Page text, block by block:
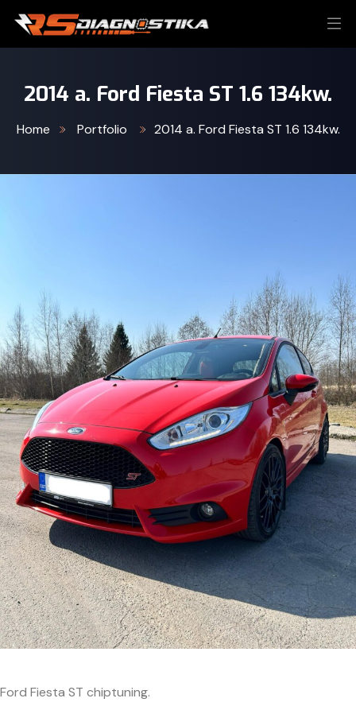
2014 a. Ford Fiesta ST 1.6 134kw.
Home Portfolio 2014 a. Ford Fiesta ST 1.6 134kw.
Ford Fiesta ST chiptuning.